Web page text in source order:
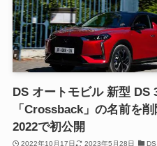
DS オートモビル 新型 DS
「Crossback」の名前を
2022で初公開
2022年10月17日 2023年5月28日